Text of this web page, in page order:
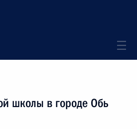
школы в городе Обь